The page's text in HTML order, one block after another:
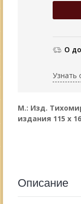
О
Узнать
М.: Изд.
издания 115 х
Описание